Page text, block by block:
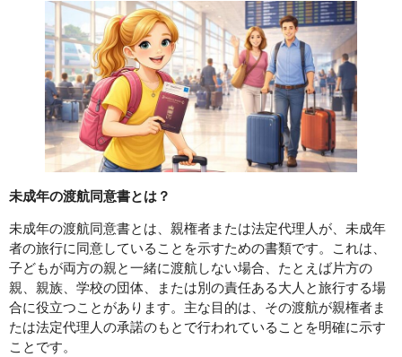
未成年の渡航同意書とは？
未成年の渡航同意書とは、親権者または法定代理人が、未成年
者の旅行に同意していることを示すための書類です。これは、
子どもが両方の親と一緒に渡航しない場合、たとえば片方の
親、親族、学校の団体、または別の責任ある大人と旅行する場
合に役立つことがあります。主な目的は、その渡航が親権者ま
たは法定代理人の承諾のもとで行われていることを明確に示す
ことです。